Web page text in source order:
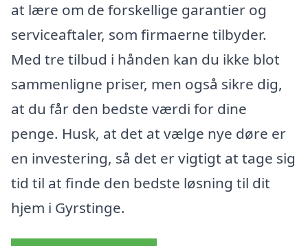
at lære om de forskellige garantier og
serviceaftaler, som firmaerne tilbyder.
Med tre tilbud i hånden kan du ikke blot
sammenligne priser, men også sikre dig,
at du får den bedste værdi for dine
penge. Husk, at det at vælge nye døre er
en investering, så det er vigtigt at tage sig
tid til at finde den bedste løsning til dit
hjem i Gyrstinge.